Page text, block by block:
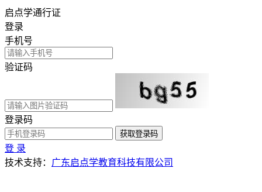
启点学通行证
登录
手机号
验证码
登录码
获取登录码
登 录
技术支持： 广东启点学教育科技有限公司